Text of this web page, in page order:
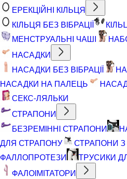
ЕРЕКЦІЙНІ КІЛЬЦЯ
КІЛЬЦЯ БЕЗ ВІБРАЦІЇ
МЕНСТРУАЛЬНІ ЧАШІ
НАСАДКИ
НАСАДКИ БЕЗ ВІБРАЦІЇ
НАСАДКИ НА ПАЛЕЦЬ
СЕКС-ЛЯЛЬКИ
СТРАПОНИ
БЕЗРЕМІННІ СТРАПОНИ
ДЛЯ СТРАПОНУ
СТРАПОНИ
ФАЛЛОПРОТЕЗИ
ТРУСИКИ
ФАЛОІМІТАТОРИ